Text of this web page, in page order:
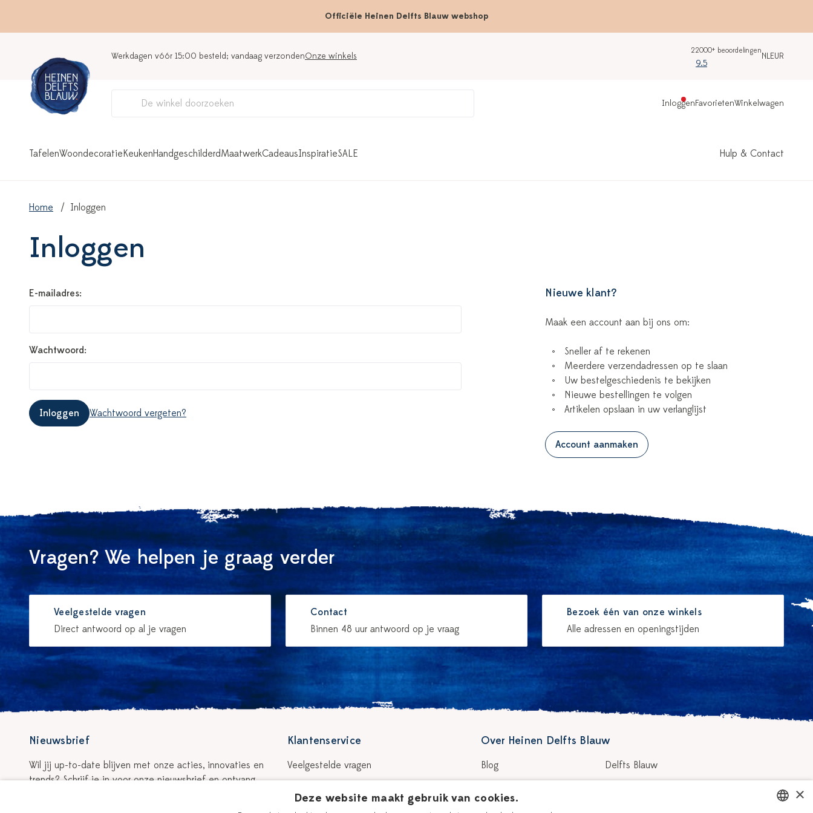
Officiële Heinen Delfts Blauw webshop
Werkdagen vóór 15:00 besteld; vandaag verzondenOnze winkels
22000+ beoordelingen
9.5
NLEUR
InloggenFavorietenWinkelwagen
TafelenWoondecoratieKeukenHandgeschilderdMaatwerkCadeausInspiratieSALE Hulp & Contact
Home Inloggen
Inloggen
E-mailadres:
Wachtwoord:
Inloggen Wachtwoord vergeten?
Nieuwe klant?
Maak een account aan bij ons om:
Sneller af te rekenen
Meerdere verzendadressen op te slaan
Uw bestelgeschiedenis te bekijken
Nieuwe bestellingen te volgen
Artikelen opslaan in uw verlanglijst
Account aanmaken
Vragen? We helpen je graag verder
Veelgestelde vragen
Direct antwoord op al je vragen
Contact
Binnen 48 uur antwoord op je vraag
Bezoek één van onze winkels
Alle adressen en openingstijden
Nieuwsbrief
Wil jij up-to-date blijven met onze acties, innovaties en
trends? Schrijf je in voor onze nieuwsbrief en ontvang
Klantenservice
Veelgestelde vragen
Retour & garantie
Over Heinen Delfts Blauw
Blog
Onze plateelschilders
Delfts Blauw
×
Deze website maakt gebruik van cookies.